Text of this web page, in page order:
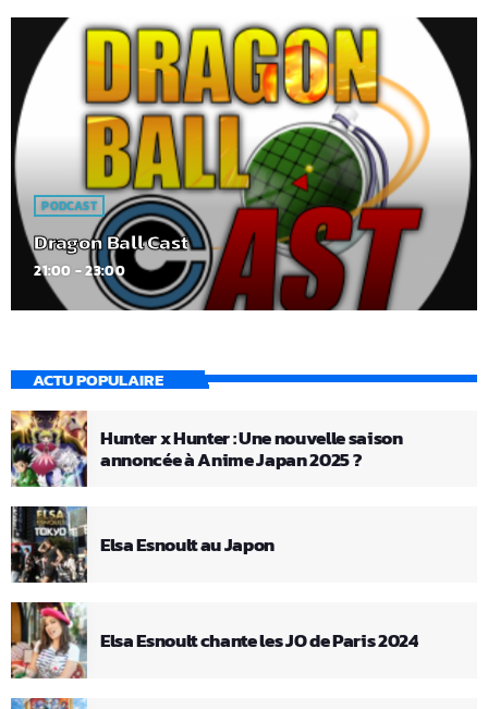
PODCAST
Dragon Ball Cast
21:00 - 23:00
ACTU POPULAIRE
Hunter x Hunter : Une nouvelle saison
annoncée à Anime Japan 2025 ?
Elsa Esnoult au Japon
Elsa Esnoult chante les JO de Paris 2024